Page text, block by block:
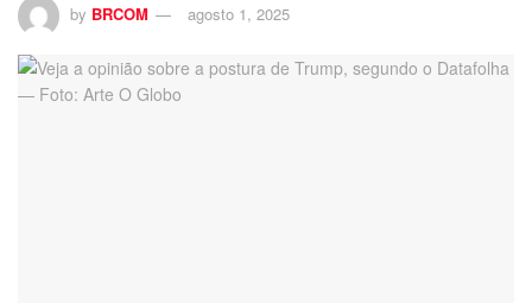
by BRCOM agosto 1, 2025